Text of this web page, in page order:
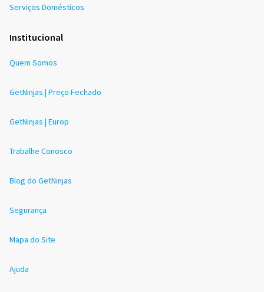
Serviços Domésticos
Institucional
Quem Somos
GetNinjas | Preço Fechado
GetNinjas | Europ
Trabalhe Conosco
Blog do GetNinjas
Segurança
Mapa do Site
Ajuda